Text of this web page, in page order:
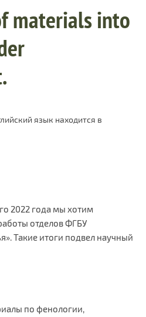
materials into
язык находится в
2022 года мы хотим
отделов ФГБУ
Такие итоги подвел научный
по фенологии,